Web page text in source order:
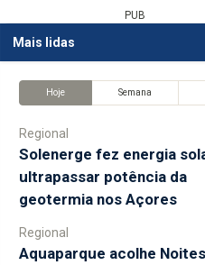
PUB
Mais lidas
Hoje Semana
Regional
Solenerge fez energia
ultrapassar potência da
geotermia nos Açores
Regional
Aquaparque acolhe